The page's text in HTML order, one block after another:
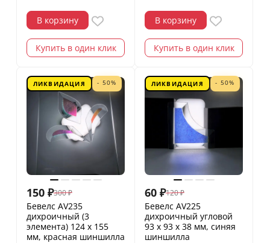
В корзину
Купить в один клик
В корзину
Купить в один клик
ЛИКВИДАЦИЯ - 50%
150 ₽300 ₽
Бевелс AV235
дихроичный (3
элемента) 124 х 155
мм, красная шиншилла
ЛИКВИДАЦИЯ - 50%
60 ₽120 ₽
Бевелс AV225
дихроичный угловой
93 х 93 х 38 мм, синяя
шиншилла